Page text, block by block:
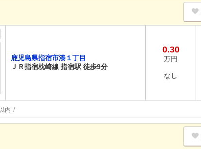
鹿児島県指宿市湊１丁目
ＪＲ指宿枕崎線 指宿駅 徒歩9分
0.30
万円
なし
内